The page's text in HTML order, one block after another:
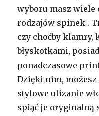
wyboru masz wiele
rodzajów spinek .
czy choćby klamry,
błyskotkami,
ponadczasowe
Dzięki nim,
stylowe ulizanie
spiąć je oryginalną